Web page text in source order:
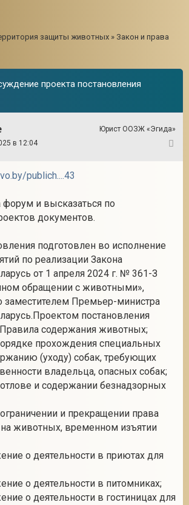
защиты животных » Закон и права
проекта постановления
Юрист ООЗЖ «Эгида»
в 12:04
publich....43
форум и высказаться по
документов.
подготовлен во исполнение
по реализации Закона
от 1 апреля 2024 г. № 361-З
обращении с животными»,
заместителем Премьер-министра
постановления
содержания животных;
прохождения специальных
(уходу) собак, требующих
владельца, опасных собак;
и содержании безнадзорных
и прекращении права
на животных, временном изъятии
о деятельности в приютах для
о деятельности в питомниках;
о деятельности в гостиницах для